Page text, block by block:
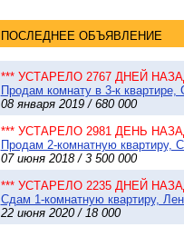
ПОСЛЕДНЕЕ ОБЪЯВЛЕНИЕ
*** УСТАРЕЛО 2767 ДНЕЙ
Продам комнату в 3-к
08 января 2019 / 680 000
*** УСТАРЕЛО 2981 ДЕНЬ
Продам 2-комнатную квартиру,
07 июня 2018 / 3 500 000
*** УСТАРЕЛО 2235 ДНЕЙ
Сдам 1-комнатную квартиру,
22 июня 2020 / 18 000